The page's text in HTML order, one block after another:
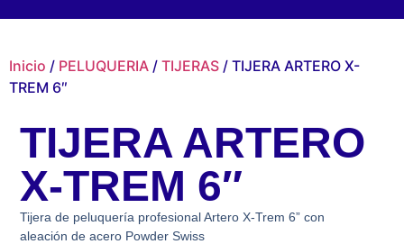
Inicio / PELUQUERIA / TIJERAS / TIJERA ARTERO X-
TREM 6″
TIJERA ARTERO
X-TREM 6″
Tijera de peluquería profesional Artero X-Trem 6” con
aleación de acero Powder Swiss